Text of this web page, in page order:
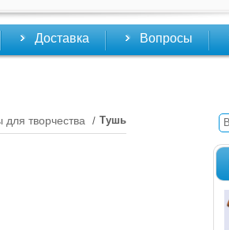
Доставка Вопросы
для творчества / Тушь